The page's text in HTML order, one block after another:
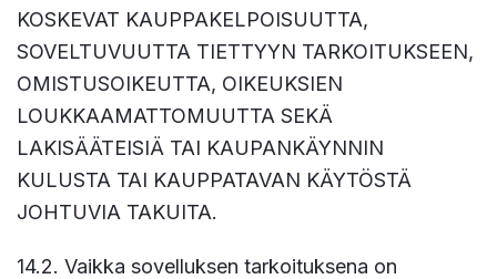
KOSKEVAT KAUPPAKELPOISUUTTA,
SOVELTUVUUTTA TIETTYYN TARKOITUKSEEN,
OMISTUSOIKEUTTA, OIKEUKSIEN
LOUKKAAMATTOMUUTTA SEKÄ
LAKISÄÄTEISIÄ TAI KAUPANKÄYNNIN
KULUSTA TAI KAUPPATAVAN KÄYTÖSTÄ
JOHTUVIA TAKUITA.
14.2. Vaikka sovelluksen tarkoituksena on